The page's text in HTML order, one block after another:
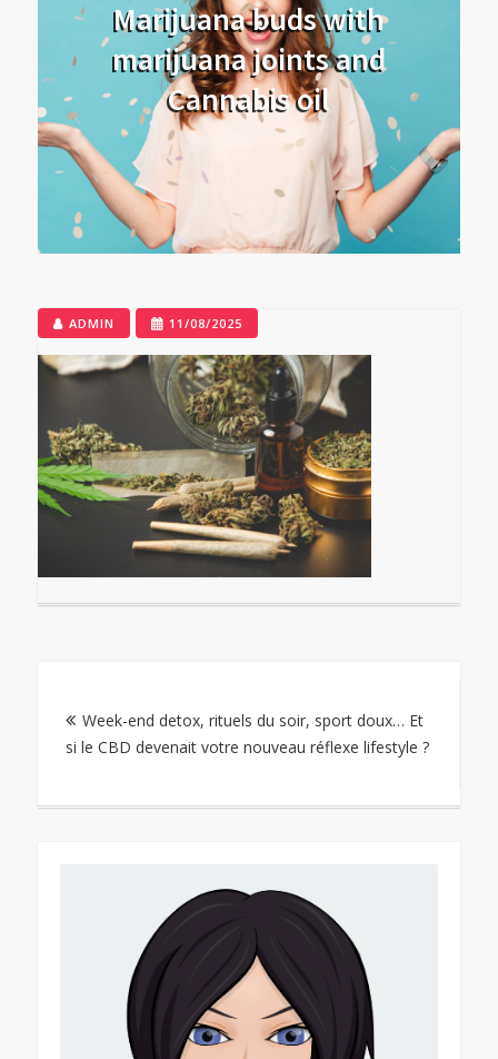
Marijuana buds with
marijuana joints and
Cannabis oil
ADMIN 11/08/2025
de
l’article
Week-end detox, rituels du soir, sport doux… Et
si le CBD devenait votre nouveau réflexe lifestyle ?